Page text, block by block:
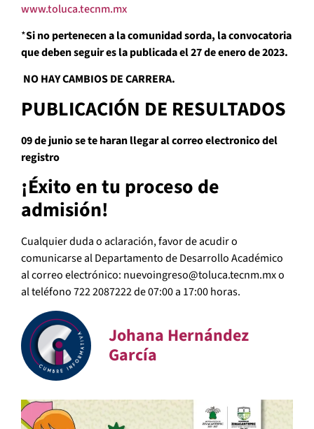
www.toluca.tecnm.mx
*Si no pertenecen a la comunidad sorda, la convocatoria
que deben seguir es la publicada el 27 de enero de 2023.
NO HAY CAMBIOS DE CARRERA.
PUBLICACIÓN DE RESULTADOS
09 de junio se te haran llegar al correo electronico del
registro
¡Éxito en tu proceso de
admisión!
Cualquier duda o aclaración, favor de acudir o
comunicarse al Departamento de Desarrollo Académico
al correo electrónico: nuevoingreso@toluca.tecnm.mx o
al teléfono 722 2087222 de 07:00 a 17:00 horas.
Johana Hernández
García